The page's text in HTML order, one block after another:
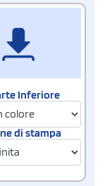
Inferiore
di stampa